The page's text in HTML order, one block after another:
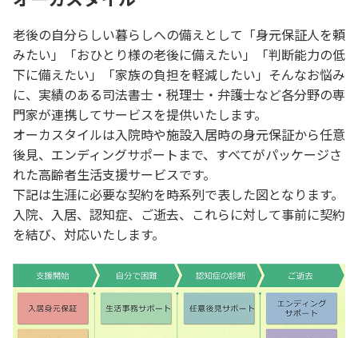
老後の自分らしい暮らしへの備えとして「身元保証人を頼
みたい」「おひとり様の老後に備えたい」「判断能力の低
下に備えたい」「家族の負担を軽減したい」そんなお悩み
に、実績のある司法書士・税理士・弁護士など各分野の専
門家が連携してサービスを提供いたします。
オーカスタイルは入院時や施設入居時の身元保証から任意
後見、エンディングサポートまで、すべてがパッケージさ
れた高齢者生活支援サービスです。
下記は生涯に必要な契約を時系列で表した図となります。
入院、入居、認知症、ご逝去、これらに対して事前に契約
を結び、対応いたします。